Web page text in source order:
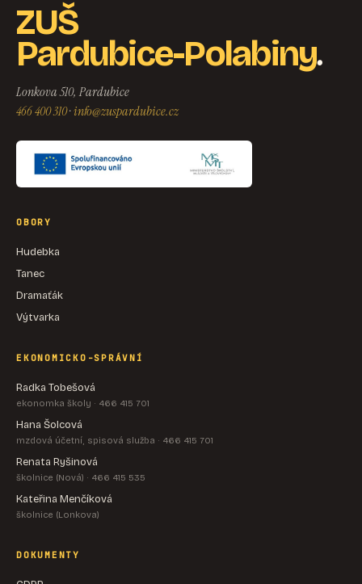
ZUŠ
Pardubice-Polabiny.
Lonkova 510, Pardubice
466 400 310·info@zuspardubice.cz
OBORY
Hudebka
Tanec
Dramaťák
Výtvarka
EKONOMICKO-SPRÁVNÍ
Radka Tobešová
ekonomka školy · 466 415 701
Hana Šolcová
mzdová účetní, spisová služba · 466 415 701
Renata Ryšinová
školnice (Nová) · 466 415 535
Kateřina Menčíková
školnice (Lonkova)
DOKUMENTY